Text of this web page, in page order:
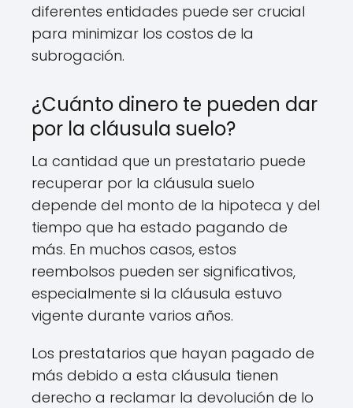
diferentes entidades puede ser crucial
para minimizar los costos de la
subrogación.
¿Cuánto dinero te pueden dar
por la cláusula suelo?
La cantidad que un prestatario puede
recuperar por la cláusula suelo
depende del monto de la hipoteca y del
tiempo que ha estado pagando de
más. En muchos casos, estos
reembolsos pueden ser significativos,
especialmente si la cláusula estuvo
vigente durante varios años.
Los prestatarios que hayan pagado de
más debido a esta cláusula tienen
derecho a reclamar la devolución de lo